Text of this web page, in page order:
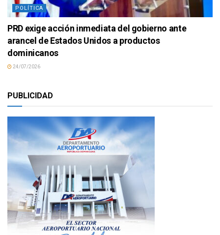
POLÍTICA
PRD exige acción inmediata del gobierno ante
arancel de Estados Unidos a productos
dominicanos
24/07/2026
PUBLICIDAD